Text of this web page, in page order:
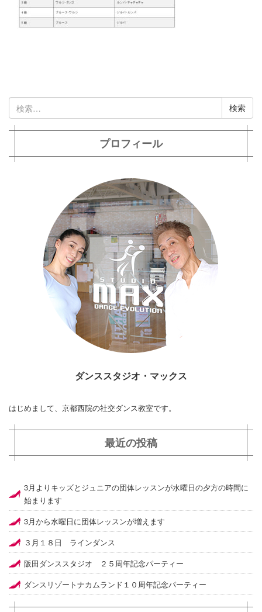
検
索:
プロフィール
ダンススタジオ・マックス
はじめまして、京都西院の社交ダンス教室です。
最近の投稿
3月よりキッズとジュニアの団体レッスンが水曜日の夕方の時間に
始まります
3月から水曜日に団体レッスンが増えます
３月１８日 ラインダンス
阪田ダンススタジオ ２５周年記念パーティー
ダンスリゾートナカムランド１０周年記念パーティー